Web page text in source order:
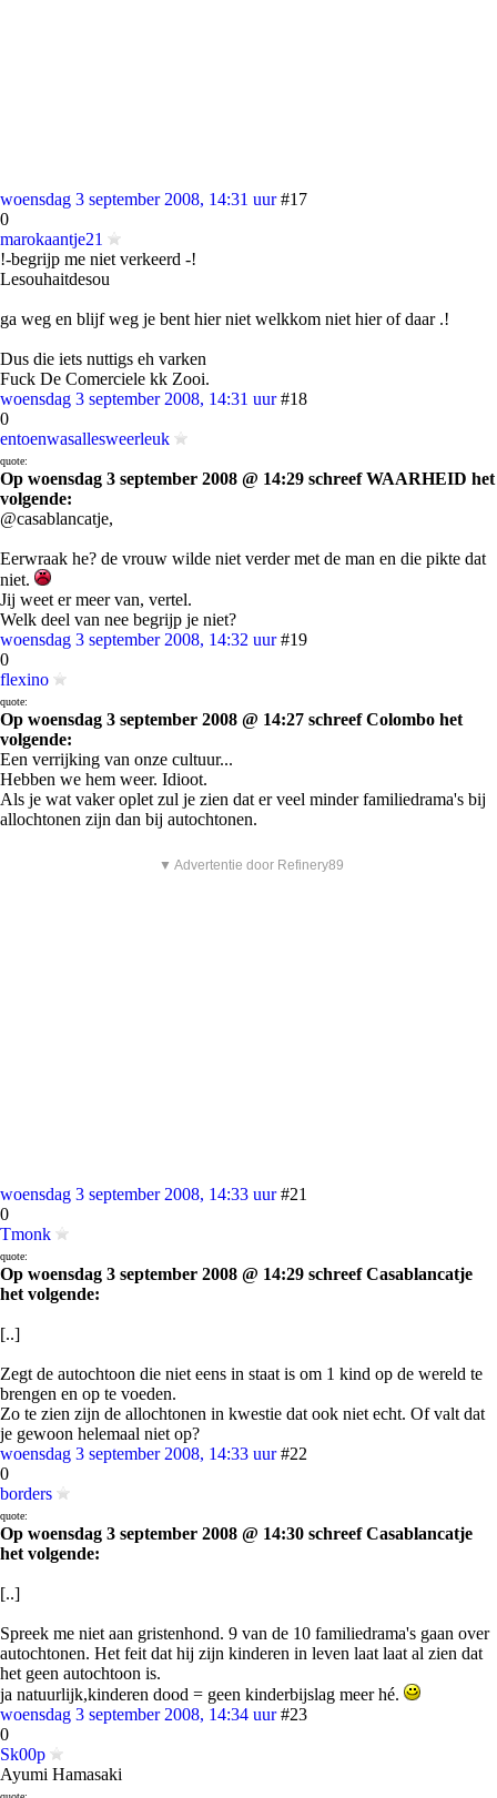
woensdag 3 september 2008, 14:31 uur #17
0
marokaantje21
!-begrijp me niet verkeerd -!
Lesouhaitdesou
ga weg en blijf weg je bent hier niet welkkom niet hier of daar .!
Dus die iets nuttigs eh varken
Fuck De Comerciele kk Zooi.
woensdag 3 september 2008, 14:31 uur #18
0
entoenwasallesweerleuk
quote:
Op woensdag 3 september 2008 @ 14:29 schreef WAARHEID het
volgende:
@casablancatje,
Eerwraak he? de vrouw wilde niet verder met de man en die pikte dat
niet.
Jij weet er meer van, vertel.
Welk deel van nee begrijp je niet?
woensdag 3 september 2008, 14:32 uur #19
0
flexino
quote:
Op woensdag 3 september 2008 @ 14:27 schreef Colombo het
volgende:
Een verrijking van onze cultuur...
Hebben we hem weer. Idioot.
Als je wat vaker oplet zul je zien dat er veel minder familiedrama's bij
allochtonen zijn dan bij autochtonen.
▼ Advertentie door Refinery89
woensdag 3 september 2008, 14:33 uur #21
0
Tmonk
quote:
Op woensdag 3 september 2008 @ 14:29 schreef Casablancatje
het volgende:
[..]
Zegt de autochtoon die niet eens in staat is om 1 kind op de wereld te
brengen en op te voeden.
Zo te zien zijn de allochtonen in kwestie dat ook niet echt. Of valt dat
je gewoon helemaal niet op?
woensdag 3 september 2008, 14:33 uur #22
0
borders
quote:
Op woensdag 3 september 2008 @ 14:30 schreef Casablancatje
het volgende:
[..]
Spreek me niet aan gristenhond. 9 van de 10 familiedrama's gaan over
autochtonen. Het feit dat hij zijn kinderen in leven laat laat al zien dat
het geen autochtoon is.
ja natuurlijk,kinderen dood = geen kinderbijslag meer hé.
woensdag 3 september 2008, 14:34 uur #23
0
Sk00p
Ayumi Hamasaki